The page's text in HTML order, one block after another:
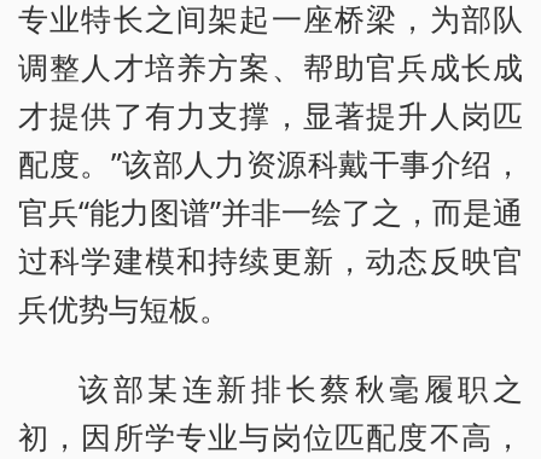
专业特长之间架起一座桥梁，为部队
调整人才培养方案、帮助官兵成长成
才提供了有力支撑，显著提升人岗匹
配度。”该部人力资源科戴干事介绍，
官兵“能力图谱”并非一绘了之，而是通
过科学建模和持续更新，动态反映官
兵优势与短板。
该部某连新排长蔡秋毫履职之
初，因所学专业与岗位匹配度不高，